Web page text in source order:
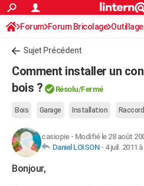
ACTUALITÉS
Politique
Société
Faits Divers
Education
Monde
Villes
+
Programme TV
TNTStreaming
Cinéma
Sorties cinéma
Musique
+FINANCE
Retraite
Impôts
Epargne
Immobilier
Risques naturels par ville
Banque
Assurance
Crédit
AUTO
Essais
Réserver un essai
Citadines
Berlines
SUV
Forum auto
HIGH-TECH
Mobiles
Meilleur smartphone
Internet
Ordinateurs
Jeux vidéo
Guide high-tech
BRICOLAGE
Forum Forum Bricolage Outillage
Sujet Précédent
Comment installer un
bois ?
Résolu/Fermé
Bois Garage Installation
casiopie- Modifié le 28 août
Daniel LOISON- 4 juil. 2011
Bonjour,